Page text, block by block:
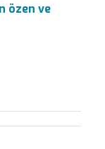
özen ve